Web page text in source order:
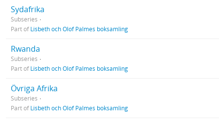
Sydafrika
Subseries
Part ofLisbeth och Olof Palmes boksamling
Rwanda
Subseries
Part ofLisbeth och Olof Palmes boksamling
Övriga Afrika
Subseries
Part ofLisbeth och Olof Palmes boksamling